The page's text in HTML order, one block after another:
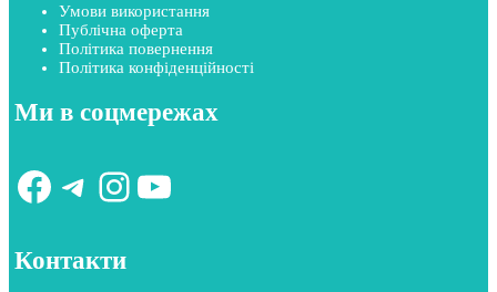
Умови використання
Публічна оферта
Політика повернення
Політика конфіденційності
Ми в соцмережах
Facebook
Telegram
Instagram
YouTube
Контакти